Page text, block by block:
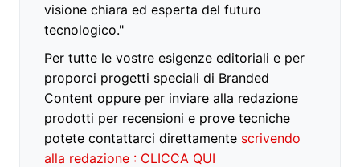
visione chiara ed esperta del futuro
tecnologico."
Per tutte le vostre esigenze editoriali e per
proporci progetti speciali di Branded
Content oppure per inviare alla redazione
prodotti per recensioni e prove tecniche
potete contattarci direttamente scrivendo
alla redazione : CLICCA QUI